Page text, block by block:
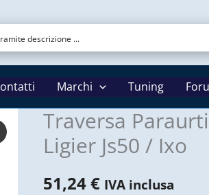
Marchi Tuning
Traversa
Ligier Js50 / Ixo
51,24€ IVA inclusa